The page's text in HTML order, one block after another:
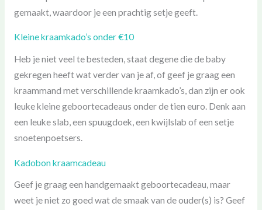
gemaakt, waardoor je een prachtig setje geeft.
Kleine kraamkado’s onder €10
Heb je niet veel te besteden, staat degene die de baby
gekregen heeft wat verder van je af, of geef je graag een
kraammand met verschillende kraamkado’s, dan zijn er ook
leuke kleine geboortecadeaus onder de tien euro. Denk aan
een leuke slab, een spuugdoek, een kwijlslab of een setje
snoetenpoetsers.
Kadobon kraamcadeau
Geef je graag een handgemaakt geboortecadeau, maar
weet je niet zo goed wat de smaak van de ouder(s) is? Geef